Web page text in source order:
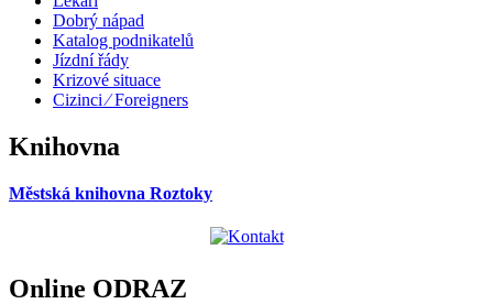
Dobrý nápad
Katalog podnikatelů
Jízdní řády
Krizové situace
Cizinci ⁄ Foreigners
Knihovna
Městská knihovna Roztoky
Online ODRAZ